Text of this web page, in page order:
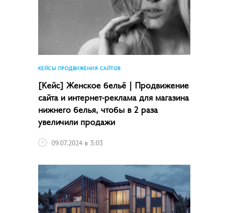
КЕЙСЫ ПРОДВИЖЕНИЯ САЙТОВ
[Кейс] Женское бельё | Продвижение
сайта и интернет-реклама для магазина
нижнего белья, чтобы в 2 раза
увеличили продажи
09.07.2024 в 3:03